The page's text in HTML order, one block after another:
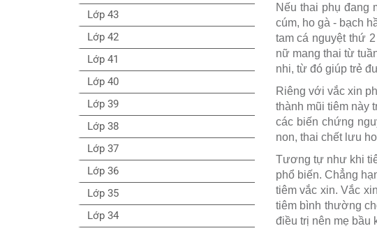
Lớp 43
Lớp 42
Lớp 41
Lớp 40
Lớp 39
Lớp 38
Lớp 37
Lớp 36
Lớp 35
Lớp 34
Nếu thai phụ đang
cúm, ho gà - bạch
tam cá nguyệt thứ
nữ mang thai từ
nhi, từ đó giúp trẻ
Riêng với vắc xin
thành mũi tiêm này
các biến chứng
non, thai chết lưu
Tương tự như khi
phổ biến. Chẳng
tiêm vắc xin. Vắc
tiêm bình thường
điều trị nên mẹ bầu